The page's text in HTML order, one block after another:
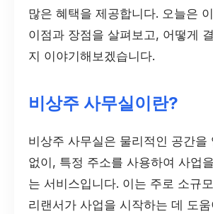
많은 혜택을 제공합니다. 오늘은
이점과 장점을 살펴보고, 어떻게
지 이야기해보겠습니다.
비상주 사무실이란?
비상주 사무실은 물리적인 공간을
없이, 특정 주소를 사용하여 사업
는 서비스입니다. 이는 주로 소규
리랜서가 사업을 시작하는 데 도